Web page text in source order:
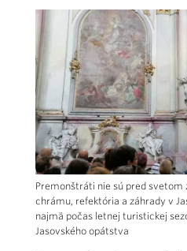
Premonštráti nie sú pred svetom
chrámu, refektória a záhrady v
najmä počas letnej turistickej
Jasovského opátstva